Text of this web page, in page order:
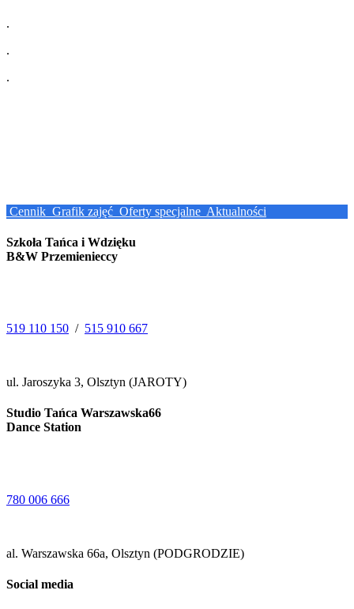
.
.
.
Cennik Grafik zajęć Oferty specjalne Aktualności
Szkoła Tańca i Wdzięku
B&W Przemienieccy
519 110 150 / 515 910 667
ul. Jaroszyka 3, Olsztyn (JAROTY)
Studio Tańca Warszawska66
Dance Station
780 006 666
al. Warszawska 66a, Olsztyn (PODGRODZIE)
Social media